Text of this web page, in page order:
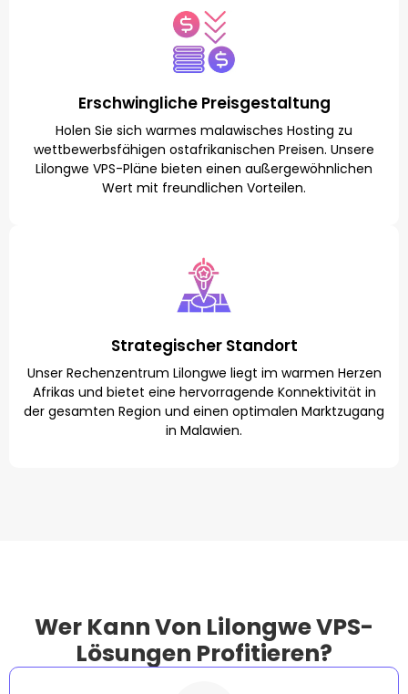
Erschwingliche Preisgestaltung
Holen Sie sich warmes malawisches Hosting zu
wettbewerbsfähigen ostafrikanischen Preisen. Unsere
Lilongwe VPS-Pläne bieten einen außergewöhnlichen
Wert mit freundlichen Vorteilen.
Strategischer Standort
Unser Rechenzentrum Lilongwe liegt im warmen Herzen
Afrikas und bietet eine hervorragende Konnektivität in
der gesamten Region und einen optimalen Marktzugang
in Malawien.
Wer Kann Von Lilongwe VPS-
Lösungen Profitieren?